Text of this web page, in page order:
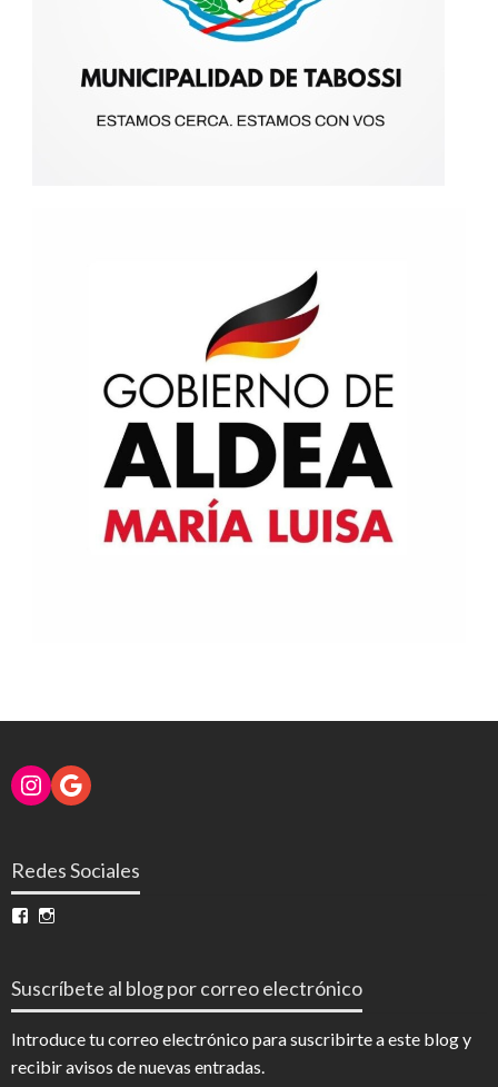
Instagram
Google
Redes Sociales
Ver
en en
Suscríbete al blog por correo electrónico
Introduce tu correo electrónico para suscribirte a este blog y
recibir avisos de nuevas entradas.